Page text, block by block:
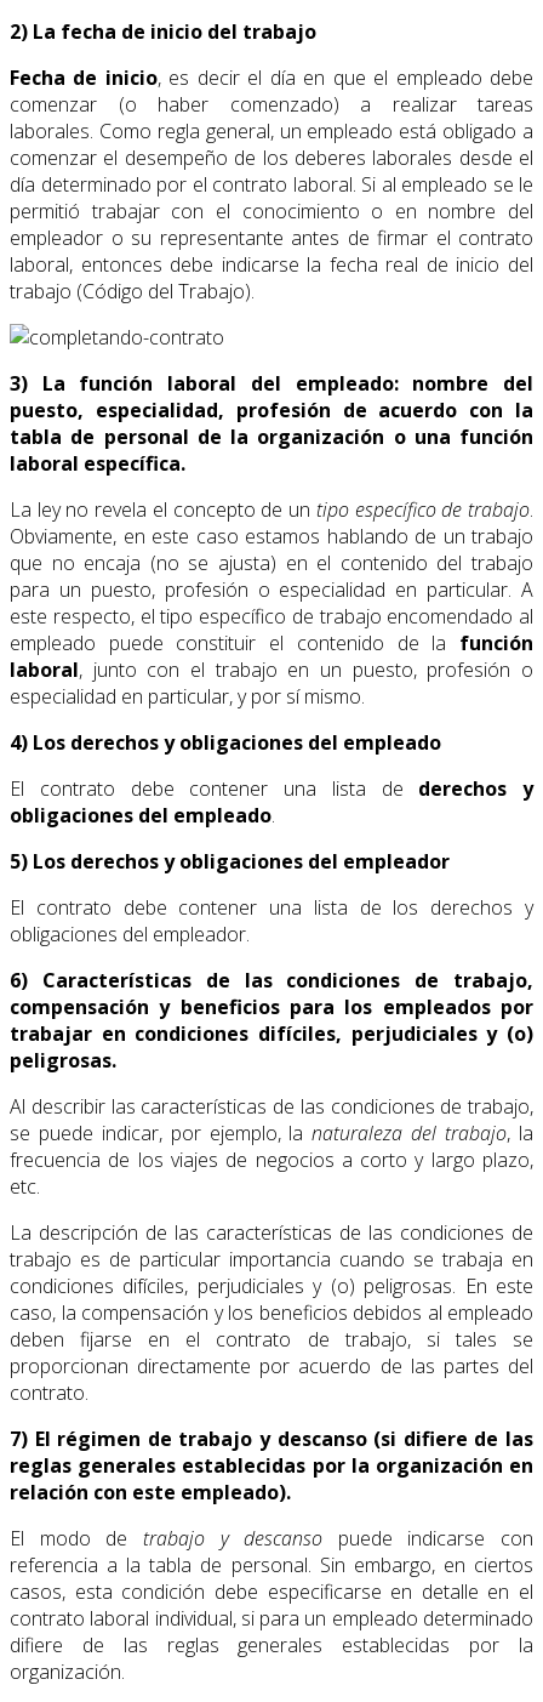
2) La fecha de inicio del trabajo
Fecha de inicio, es decir el día en que el empleado debe
comenzar (o haber comenzado) a realizar tareas
laborales. Como regla general, un empleado está obligado a
comenzar el desempeño de los deberes laborales desde el
día determinado por el contrato laboral. Si al empleado se le
permitió trabajar con el conocimiento o en nombre del
empleador o su representante antes de firmar el contrato
laboral, entonces debe indicarse la fecha real de inicio del
trabajo (Código del Trabajo).
3) La función laboral del empleado: nombre del
puesto, especialidad, profesión de acuerdo con la
tabla de personal de la organización o una función
laboral específica.
La ley no revela el concepto de un tipo específico de trabajo.
Obviamente, en este caso estamos hablando de un trabajo
que no encaja (no se ajusta) en el contenido del trabajo
para un puesto, profesión o especialidad en particular. A
este respecto, el tipo específico de trabajo encomendado al
empleado puede constituir el contenido de la función
laboral, junto con el trabajo en un puesto, profesión o
especialidad en particular, y por sí mismo.
4) Los derechos y obligaciones del empleado
El contrato debe contener una lista de derechos y
obligaciones del empleado.
5) Los derechos y obligaciones del empleador
El contrato debe contener una lista de los derechos y
obligaciones del empleador.
6) Características de las condiciones de trabajo,
compensación y beneficios para los empleados por
trabajar en condiciones difíciles, perjudiciales y (o)
peligrosas.
Al describir las características de las condiciones de trabajo,
se puede indicar, por ejemplo, lanaturaleza del trabajo, la
frecuencia de los viajes de negocios a corto y largo plazo,
etc.
La descripción de las características de las condiciones de
trabajo es de particular importancia cuando se trabaja en
condiciones difíciles, perjudiciales y (o) peligrosas. En este
caso, la compensación y los beneficios debidos al empleado
deben fijarse en el contrato de trabajo, si tales se
proporcionan directamente por acuerdo de las partes del
contrato.
7) El régimen de trabajo y descanso (si difiere de las
reglas generales establecidas por la organización en
relación con este empleado).
El modo de trabajo y descanso puede indicarse con
referencia a la tabla de personal. Sin embargo, en ciertos
casos, esta condición debe especificarse en detalle en el
contrato laboral individual, si para un empleado determinado
difiere de las reglas generales establecidas por la
organización.